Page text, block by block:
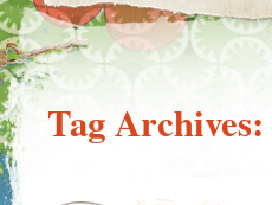
Tag Archives: